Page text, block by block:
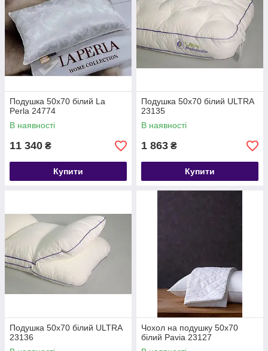
Подушка 50х70 білий La
Perla 24774
В наявності
11 340 ₴
Купити
Подушка 50х70 білий ULTRA
23135
В наявності
1 863 ₴
Купити
Подушка 50х70 білий ULTRA
23136
Чохол на подушку 50х70
білий Pavia 23127